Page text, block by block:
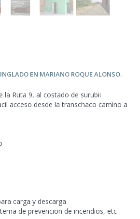
EN MARIANO ROQUE ALONSO.
la Ruta 9, al costado de surubii
acceso desde la transchaco camino a
carga y descarga
de prevencion de incendios, etc